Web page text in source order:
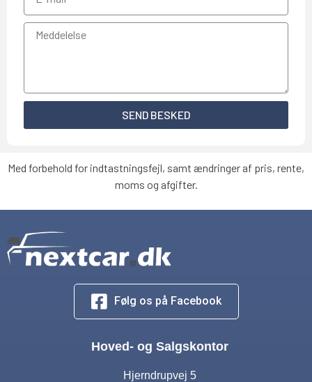
SEND BESKED
Med forbehold for indtastningsfejl, samt ændringer af pris, rente,
moms og afgifter.
Følg os på Facebook
Hoved- og Salgskontor
Hjerndrupvej 5